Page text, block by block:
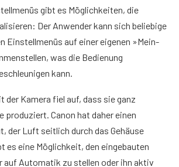
gibt es Möglichkeiten, die
Der Anwender kann sich beliebige
Einstellmenüs auf einer eigenen »Mein-
was die Bedienung
kann.
Kamera fiel auf, dass sie ganz
produziert. Canon hat daher einen
der Luft seitlich durch das Gehäuse
es eine Möglichkeit, den eingebauten
auf Automatik zu stellen oder ihn aktiv